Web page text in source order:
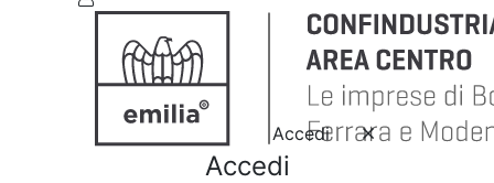
Accedi
Accedi